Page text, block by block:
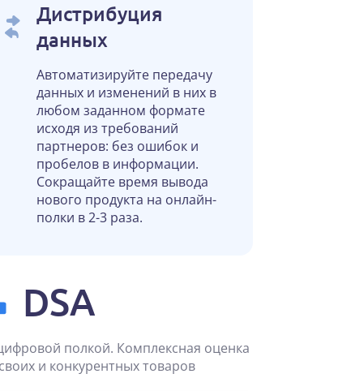
Дистрибуция
данных
Автоматизируйте передачу
данных и изменений в них в
любом заданном формате
исходя из требований
партнеров: без ошибок и
пробелов в информации.
Сокращайте время вывода
нового продукта на онлайн-
полки в 2-3 раза.
DSA
полкой. Комплексная оценка
и конкурентных товаров